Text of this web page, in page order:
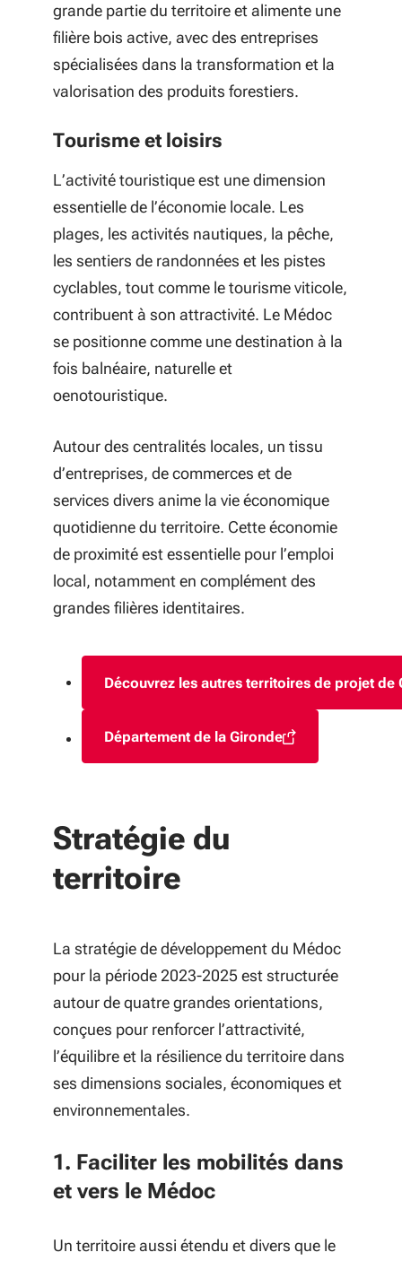
grande partie du territoire et alimente une
filière bois active, avec des entreprises
spécialisées dans la transformation et la
valorisation des produits forestiers.
Tourisme et loisirs
L’activité touristique est une dimension
essentielle de l’économie locale. Les
plages, les activités nautiques, la pêche,
les sentiers de randonnées et les pistes
cyclables, tout comme le tourisme viticole,
contribuent à son attractivité. Le Médoc
se positionne comme une destination à la
fois balnéaire, naturelle et
oenotouristique.
Autour des centralités locales, un tissu
d’entreprises, de commerces et de
services divers anime la vie économique
quotidienne du territoire. Cette économie
de proximité est essentielle pour l’emploi
local, notamment en complément des
grandes filières identitaires.
Découvrez les autres territoires de projet de
Département de la Gironde
(S'ouvre dans une nouvelle
Stratégie du
territoire
La stratégie de développement du Médoc
pour la période 2023-2025 est structurée
autour de quatre grandes orientations,
conçues pour renforcer l’attractivité,
l’équilibre et la résilience du territoire dans
ses dimensions sociales, économiques et
environnementales.
1. Faciliter les mobilités dans
et vers le Médoc
Un territoire aussi étendu et divers que le